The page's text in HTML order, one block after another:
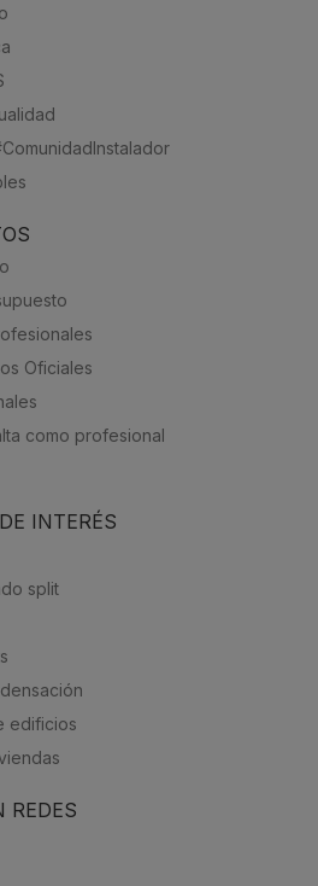
Oficiales
como profesional
INTERÉS
split
edificios
REDES